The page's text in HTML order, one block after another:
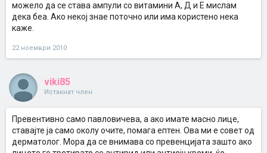
можело да се става ампули со витамини А, Д и Е мислам
дека беа. Ако некој знае поточно или има користено нека
каже.
22 ноември 2010
viki85
Истакнат член
Превентивно само павловичева, а ако имате масно лице,
ставајте ја само околу очите, помага ептен. Ова ми е совет од
дерматолог. Мора да се внимава со превенцијата зашто ако